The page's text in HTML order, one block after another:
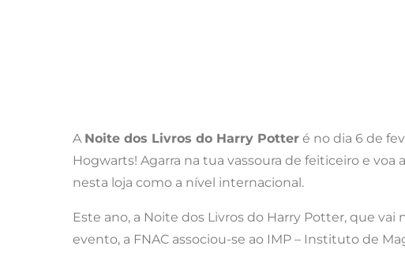
A Noite dos Livros do Harry Potter é no dia 6 de
Hogwarts! Agarra na tua vassoura de feiticeiro e
nesta loja como a nível internacional.
Este ano, a Noite dos Livros do Harry Potter, que
evento, a FNAC associou-se ao IMP – Instituto de